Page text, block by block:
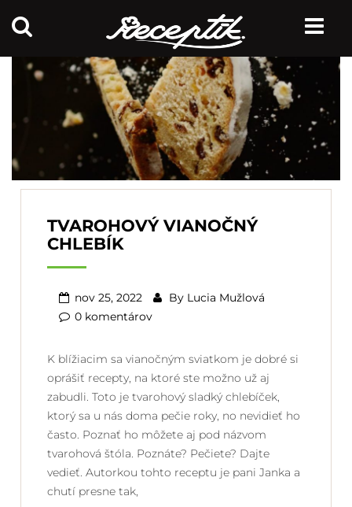
TVAROHOVÝ VIANOČNÝ
CHLEBÍK
nov 25, 2022 By Lucia Mužlová
0 komentárov
K blížiacim sa vianočným sviatkom je dobré si
oprášiť recepty, na ktoré ste možno už aj
zabudli. Toto je tvarohový sladký chlebíček,
ktorý sa u nás doma pečie roky, no nevidieť ho
často. Poznať ho môžete aj pod názvom
tvarohová štóla. Poznáte? Pečiete? Dajte
vedieť. Autorkou tohto receptu je pani Janka a
chutí presne tak,